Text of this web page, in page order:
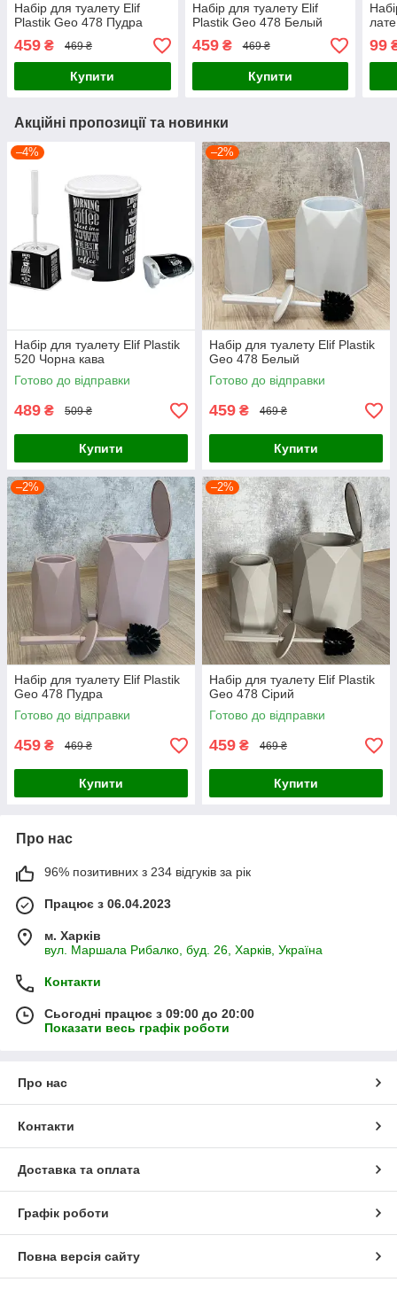
Набір для туалету Elif
Plastik Geo 478 Пудра
459 ₴ 469 ₴
Купити
Набір для туалету Elif
Plastik Geo 478 Белый
459₴ 469 ₴
Купити
лате
99
Акційні пропозиції та новинки
–4%
Набір для туалету Elif Plastik
520 Чорна кава
Готово до відправки
489 ₴ 509 ₴
Купити
–2%
Набір для туалету Elif Plastik
Geo 478 Белый
Готово до відправки
459 ₴ 469 ₴
Купити
–2%
Набір для туалету Elif Plastik
Geo 478 Пудра
Готово до відправки
459 ₴ 469 ₴
Купити
–2%
Набір для туалету Elif Plastik
Geo 478 Сірий
Готово до відправки
459 ₴ 469 ₴
Купити
Про нас
96% позитивних з 234 відгуків за рік
Працює з 06.04.2023
м. Харків
вул. Маршала Рибалко, буд. 26, Харків, Україна
Контакти
Сьогодні працює з 09:00 до 20:00
Показати весь графік роботи
Про нас
Контакти
Доставка та оплата
Графік роботи
Повна версія сайту